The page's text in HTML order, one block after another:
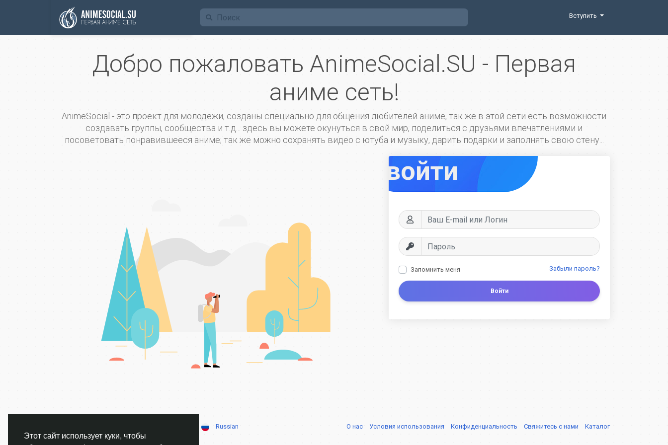
Этот сайт использует куки, чтобы
Funding
Вступить
Добро пожаловать AnimeSocial.SU - Первая
аниме сеть!
AnimeSocial - это проект для молодёжи, созданы специально для общения любителей аниме, так же в этой сети есть возможности
создавать группы, сообщества и т.д... здесь вы можете окунуться в свой мир, поделиться с друзьями впечатлениями и
посоветовать понравившееся аниме; так же можно сохранять видео с ютуба и музыку, дарить подарки и заполнять свою стену...
войти
Запомнить меня Забыли пароль?
Войти
Russian О нас Условия использования Конфиденциальность Свяжитесь с нами Каталог